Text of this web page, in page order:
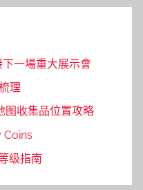
一場重大展示會
理
图收集品位置攻略
Coins
级指南